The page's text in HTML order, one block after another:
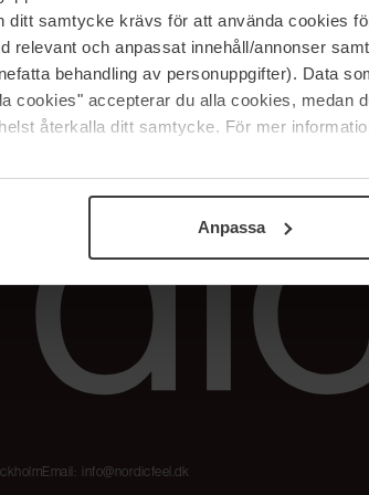
ditt samtycke krävs för att använda cookies
relevant och anpassat innehåll/annonser
behandling av personuppgifter). Data
cookies" accepterar du alla cookies, medan
återkalla ditt samtycke. För mer
Anpassa
Samarbejdspartner
Email: info@nordicfeel.dk